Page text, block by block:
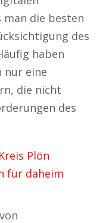
die besten
des
haben
nur eine
die nicht
des
Plön
für daheim